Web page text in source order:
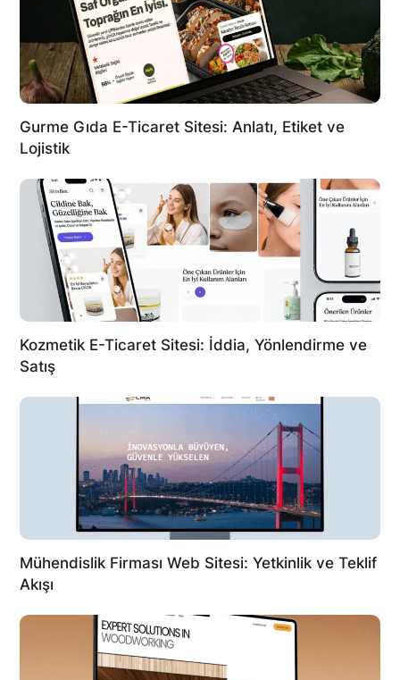
Gurme Gıda E-Ticaret Sitesi: Anlatı, Etiket ve
Lojistik
Kozmetik E-Ticaret Sitesi: İddia, Yönlendirme ve
Satış
Mühendislik Firması Web Sitesi: Yetkinlik ve Teklif
Akışı